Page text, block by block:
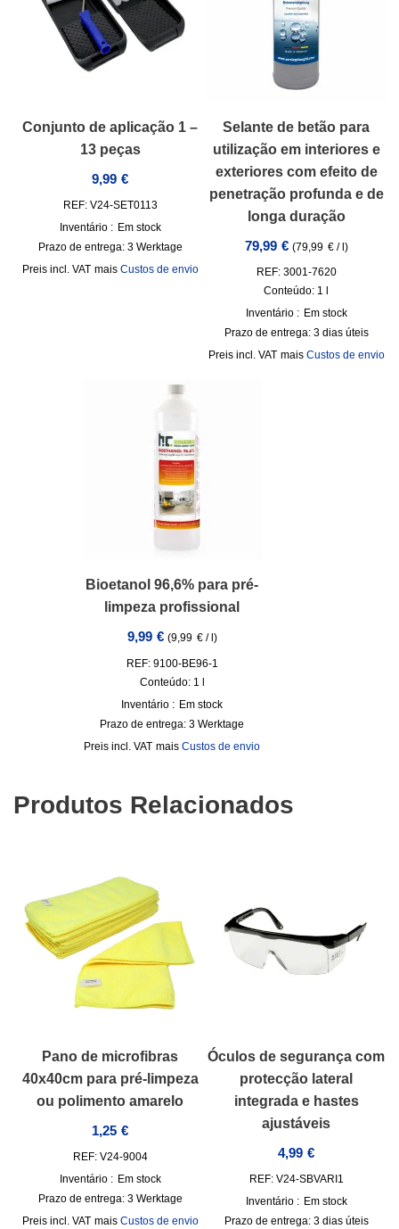
Conjunto de aplicação 1 –
13 peças
9,99 €
REF: V24-SET0113
Inventário : Em stock
Prazo de entrega: 3 Werktage
incl. VAT mais Custos de envio
Selante de betão para
utilização em interiores e
exteriores com efeito de
penetração profunda e de
longa duração
79,99 € (79,99 €/l)
REF: 3001-7620
Conteúdo: 1
Inventário : Em stock
Prazo de entrega: 3 dias úteis
incl. VAT mais Custos de envio
Bioetanol 96,6% para pré-
limpeza profissional
9,99 € (9,99 €/ )
REF: 9100-BE96-1
Conteúdo: 1 l
Inventário : Em stock
Prazo de entrega:3 Werktage
incl. VAT maisCustos de envio
Produtos Relacionados
Pano de microfibras
40x40cm para pré-limpeza
ou polimento amarelo
1,25 €
REF: V24-9004
Inventário : Em stock
Prazo de entrega: 3 Werktage
incl. VAT mais Custos de envio
Óculos de segurança com
protecção lateral
integrada e hastes
ajustáveis
4,99 €
REF: V24-SBVARI1
Inventário : Em stock
Prazo de entrega: 3 dias úteis